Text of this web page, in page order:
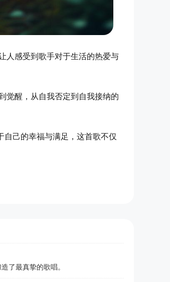
人感受到歌手对于生活的热爱与
觉醒，从自我否定到自我接纳的
自己的幸福与满足，这首歌不仅
了最真挚的歌唱。